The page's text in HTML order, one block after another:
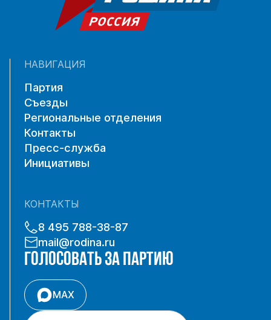
НАВИГАЦИЯ
Партия
Съезды
Региональные отделения
Контакты
Пресс-служба
Инициативы
КОНТАКТЫ
8 495 788-38-87
mail@rodina.ru
ГОЛОСОВАТЬ ЗА ПАРТИЮ
MAX